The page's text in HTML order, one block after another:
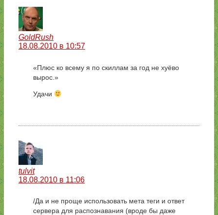
GoldRush
18.08.2010 в 10:57
«Плюс ко всему я по скиллам за год не хуёво
вырос.»
Удачи
tulvit
18.08.2010 в 11:06
/Да и не проще использовать мета теги и ответ
сервера для распознавания (вроде бы даже